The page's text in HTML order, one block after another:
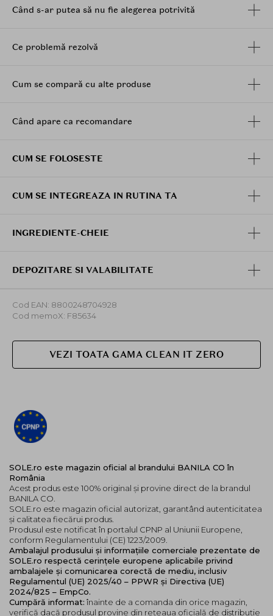
Beneficii:
lor
Bonus: 3 mini-uri Clean It Zero pentru testare si
Transforma demachierea intr-un ritual de rasfat! Doar
impuritatile, emulsioneaza cu putina apa si clateste.
Când s-ar putea să nu fie alegerea potrivită
Ce problemă rezolvă
Cum se compară cu alte produse
Când apare ca recomandare
CUM SE FOLOSESTE
CUM SE INTEGREAZA IN RUTINA TA
INGREDIENTE-CHEIE
DEPOZITARE SI VALABILITATE
Cod EAN: 8800248704928
Cod memoX: F85634
VEZI TOATA GAMA CLEAN IT ZERO
SOLE.ro este magazin oficial al brandului BANILA CO în
România
Acest produs este 100% original și provine direct de la brandul
BANILA CO.
SOLE.ro este magazin oficial autorizat, garantând autenticitatea
și calitatea fiecărui produs.
Produsul este notificat în portalul CPNP al Uniunii Europene,
conform Regulamentului (CE) 1223/2009.
Ambalajul produsului și informațiile comerciale prezentate de
SOLE.ro respectă cerințele europene aplicabile privind
ambalajele și comunicarea corectă de mediu, inclusiv
Regulamentul (UE) 2025/40 – PPWR și Directiva (UE)
2024/825 – EmpCo.
Cumpără informat: înainte de a comanda din orice magazin,
verifică dacă produsul provine din rețeaua oficială de distribuție